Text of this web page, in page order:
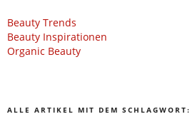
Beauty Trends
Beauty Inspirationen
Organic Beauty
ALLE ARTIKEL MIT DEM SCHLAGWORT: